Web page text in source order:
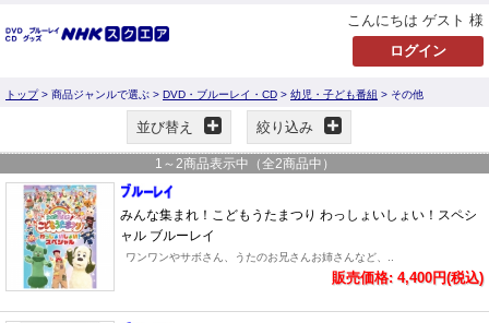
こんにちは ゲスト 様
トップ> 商品ジャンルで選ぶ > DVD・ブルーレイ・CD > 幼児・子ども番組 > その他
並び替え 絞り込み
1 ～ 2商品表示中（全2商品中）
みんな集まれ！こどもうたまつり わっしょいしょい！スペシ
ャル ブルーレイ
ワンワンやサボさん、うたのお兄さんお姉さんなど、..
販売価格: 4,400円(税込)